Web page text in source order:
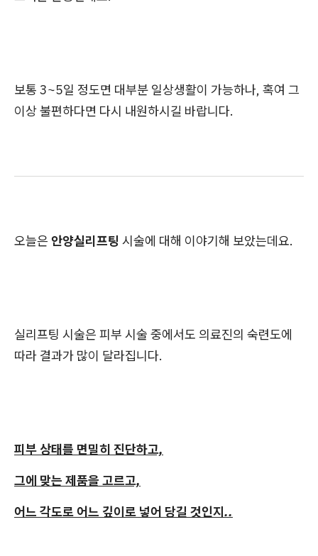
보통 3~5일 정도면 대부분 일상생활이 가능하나, 혹여 그
이상 불편하다면 다시 내원하시길 바랍니다.
오늘은 안양실리프팅 시술에 대해 이야기해 보았는데요.
실리프팅 시술은 피부 시술 중에서도 의료진의 숙련도에
따라 결과가 많이 달라집니다.
피부 상태를 면밀히 진단하고,
그에 맞는 제품을 고르고,
어느 각도로 어느 깊이로 넣어 당길 것인지..